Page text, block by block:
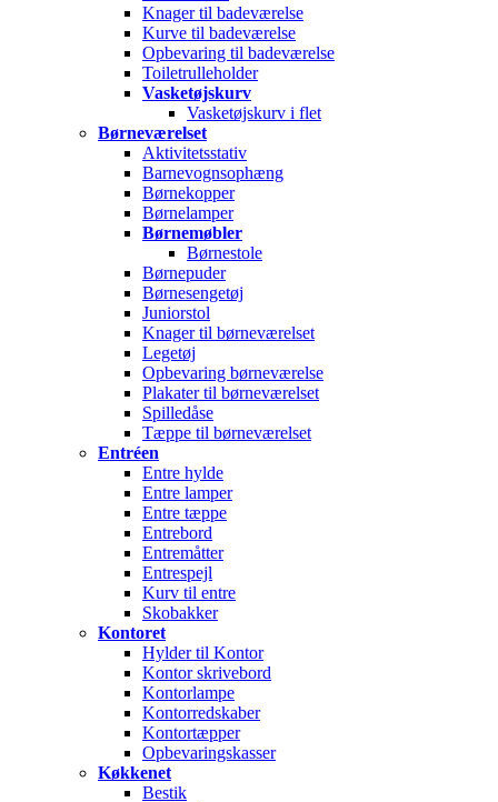
Knager til badeværelse
Kurve til badeværelse
Opbevaring til badeværelse
Toiletrulleholder
Vasketøjskurv
Vasketøjskurv i flet
Børneværelset
Aktivitetsstativ
Barnevognsophæng
Børnekopper
Børnelamper
Børnemøbler
Børnestole
Børnepuder
Børnesengetøj
Juniorstol
Knager til børneværelset
Legetøj
Opbevaring børneværelse
Plakater til børneværelset
Spilledåse
Tæppe til børneværelset
Entréen
Entre hylde
Entre lamper
Entre tæppe
Entrebord
Entremåtter
Entrespejl
Kurv til entre
Skobakker
Kontoret
Hylder til Kontor
Kontor skrivebord
Kontorlampe
Kontorredskaber
Kontortæpper
Opbevaringskasser
Køkkenet
Bestik